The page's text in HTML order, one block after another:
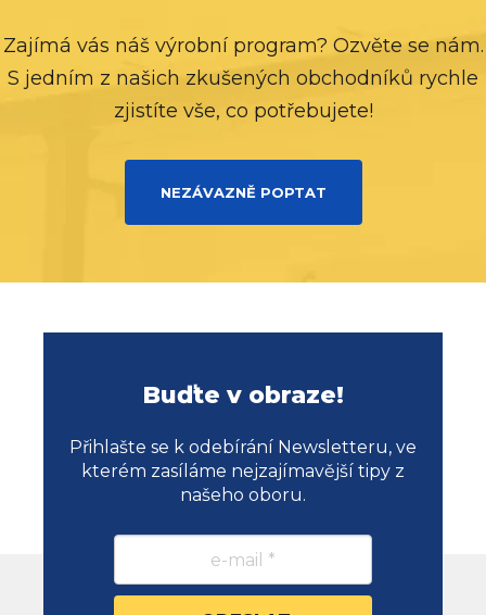
Zajímá vás náš výrobní program? Ozvěte se nám.
S jedním z našich zkušených obchodníků rychle
zjistíte vše, co potřebujete!
NEZÁVAZNĚ POPTAT
Buďte v obraze!
Přihlašte se k odebírání Newsletteru, ve
kterém zasíláme nejzajímavější tipy z
našeho oboru.